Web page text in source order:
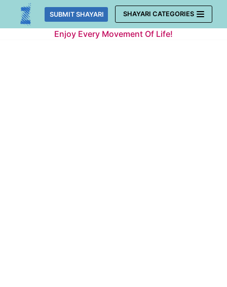
Skip
SUBMIT SHAYARI SHAYARI CATEGORIES
Enjoy Every Movement Of Life!